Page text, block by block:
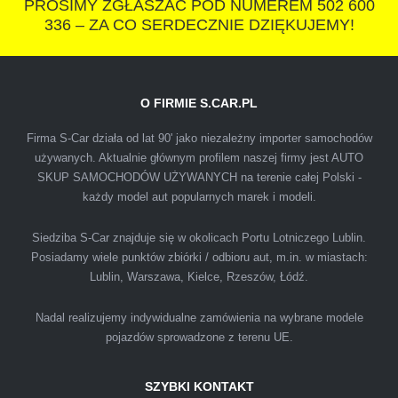
IZA
Polecam firmę s-car ze Świdnika. Dawno nie
podejściem. Szybko, sprawnie, w miłej
atmosferze. Nie wiedziałem, że sprzedaż
samochodu może być załatwiona tak
warunkach finansowych.
PROSIMY ZGŁASZAĆ POD NUMEREM 502 600
336 – ZA CO SERDECZNIE DZIĘKUJEMY!
O FIRMIE S.CAR.PL
Firma S-Car działa od lat 90' jako niezależny importer samochodów
używanych. Aktualnie głównym profilem naszej firmy jest AUTO
SKUP SAMOCHODÓW UŻYWANYCH na terenie całej Polski -
każdy model aut popularnych marek i modeli.
Siedziba S-Car znajduje się w okolicach Portu Lotniczego Lublin.
Posiadamy wiele punktów zbiórki / odbioru aut, m.in. w miastach:
Lublin, Warszawa, Kielce, Rzeszów, Łódź.
Nadal realizujemy indywidualne zamówienia na wybrane modele
pojazdów sprowadzone z terenu UE.
SZYBKI KONTAKT